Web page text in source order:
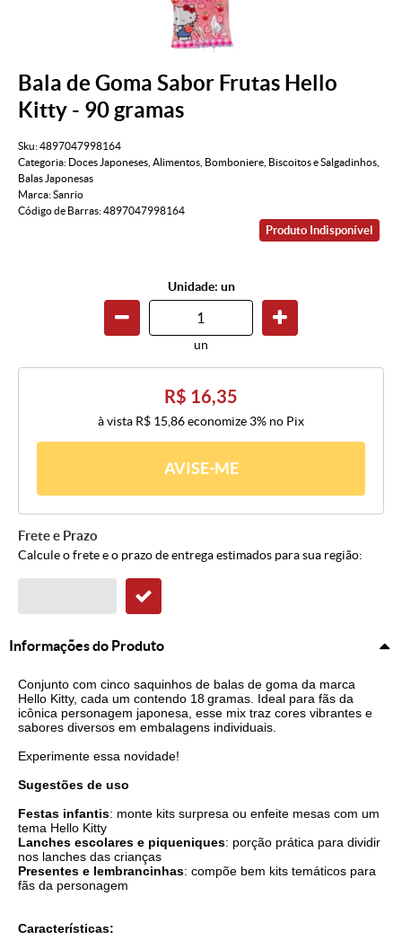
Bala de Goma Sabor Frutas Hello
Kitty - 90 gramas
Sku:4897047998164
Categoria: Doces Japoneses Alimentos Bomboniere Biscoitos e Salgadinhos
Balas Japonesas
Marca:Sanrio
Código de Barras:4897047998164
Produto Indisponível
Unidade: un
un
R$ 16,35
à vista R$ 15,86economize 3% no Pix
AVISE-ME
Frete e Prazo
Calcule o frete e o prazo de entrega estimados para sua região:
Informações do Produto
Conjunto com cinco saquinhos de balas de goma da marca
Hello Kitty, cada um contendo 18 gramas. Ideal para fãs da
icônica personagem japonesa, esse mix traz cores vibrantes e
sabores diversos em embalagens individuais.
Experimente essa novidade!
Sugestões de uso
Festas infantis: monte kits surpresa ou enfeite mesas com um
tema Hello Kitty
Lanches escolares e piqueniques: porção prática para dividir
nos lanches das crianças
Presentes e lembrancinhas: compõe bem kits temáticos para
fãs da personagem
Características: